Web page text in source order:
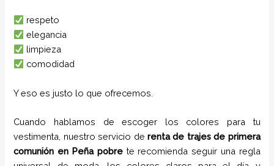
respeto
elegancia
limpieza
comodidad
Y eso es justo lo que ofrecemos.
Cuando hablamos de escoger los colores para tu
vestimenta, nuestro servicio de renta de trajes de primera
comunión en Peña pobrete recomienda seguir una regla